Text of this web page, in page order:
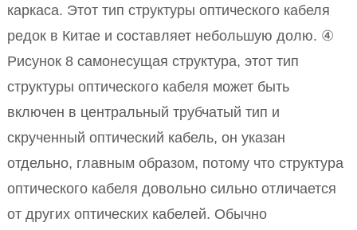
каркаса. Этот тип структуры оптического кабеля
редок в Китае и составляет небольшую долю. ④
Рисунок 8 самонесущая структура, этот тип
структуры оптического кабеля может быть
включен в центральный трубчатый тип и
скрученный оптический кабель, он указан
отдельно, главным образом, потому что структура
оптического кабеля довольно сильно отличается
от других оптических кабелей. Обычно